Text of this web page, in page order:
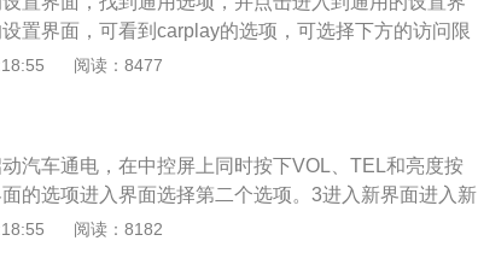
置界面，可看到carplay的选项，可选择下方的访问限
密码进去前需输入密码，输入两遍后进入到访问限制
阅读：8477
汽车通电，在中控屏上同时按下VOL、TEL和亮度按
的选项进入界面选择第二个选项。3进入新界面进入新
。4进入标签页面选择进入标签页面，选
阅读：8182